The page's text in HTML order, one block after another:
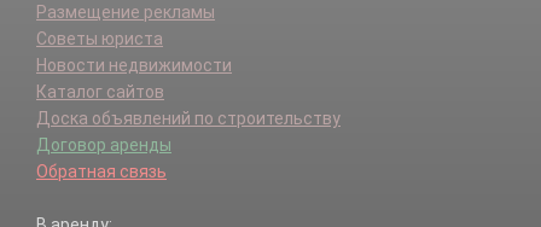
Размещение рекламы
Советы юриста
Новости недвижимости
Каталог сайтов
Доска объявлений по строительству
Договор аренды
Обратная связь